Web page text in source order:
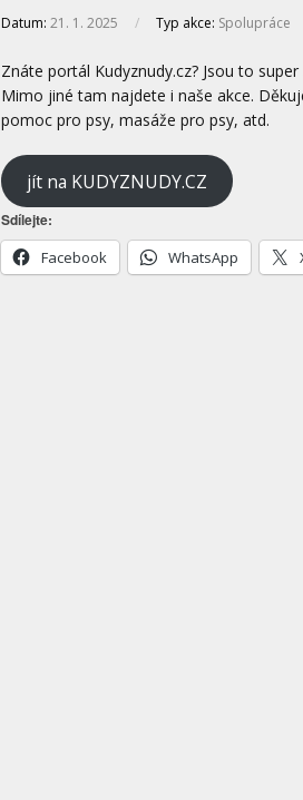
Datum: 21. 1. 2025 / Typ akce: Spolupráce
Znáte portál Kudyznudy.cz? Jsou to
Mimo jiné tam najdete i naše akce.
pomoc pro psy, masáže pro psy, atd.
jít na KUDYZNUDY.CZ
Sdílejte:
Facebook
WhatsApp